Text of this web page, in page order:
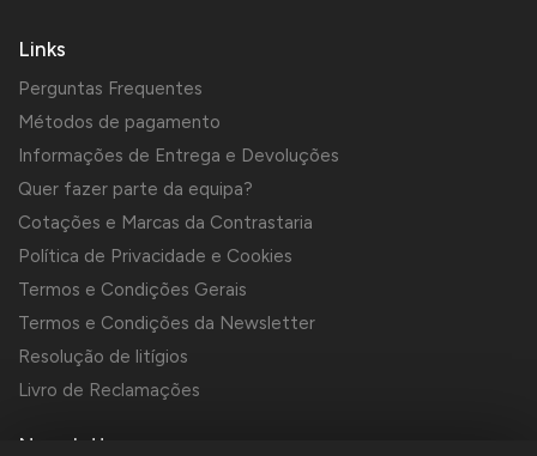
Links
Perguntas Frequentes
Métodos de pagamento
Informações de Entrega e Devoluções
Quer fazer parte da equipa?
Cotações e Marcas da Contrastaria
Política de Privacidade e Cookies
Termos e Condições Gerais
Termos e Condições da Newsletter
Resolução de litígios
Livro de Reclamações
Newsletter